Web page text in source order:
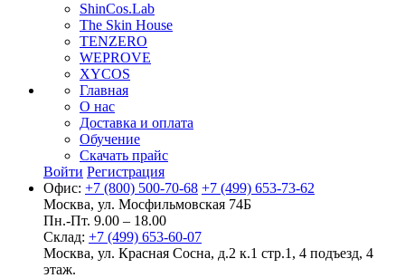
ShinCos.Lab
The Skin House
TENZERO
WEPROVE
XYCOS
Главная
О нас
Доставка и оплата
Обучение
Скачать прайс
Войти Регистрация
Офис: +7 (800) 500-70-68 +7 (499) 653-73-62
Москва, ул. Мосфильмовская 74Б
Пн.-Пт. 9.00 – 18.00
Склад: +7 (499) 653-60-07
Москва, ул. Красная Сосна, д.2 к.1 стр.1, 4 подъезд, 4
этаж.